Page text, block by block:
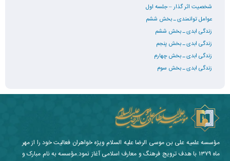
شخصیت اثر گذار – جلسه اول
عوامل توانمندی ـ بخش ششم
زندگی ابدی ـ بخش ششم
زندگی ابدی ـ بخش پنجم
زندگی ابدی ـ بخش چهارم
زندگی ابدی ـ بخش سوم
مؤسسه علمیه علی بن موسی الرضا علیه السلام ویژه خواهران فعالیت خود را از مهر
ماه ۱۳۷۹ با هدف ترویج فرهنگ و معارف اسلامی آغاز نمود.مؤسسه به نام مبارک و